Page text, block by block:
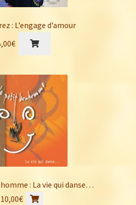
: L’engage d’amour
€
: La vie qui danse…
10,00€